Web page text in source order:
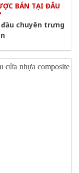
BÁN TẠI ĐÂU
chuyên trưng